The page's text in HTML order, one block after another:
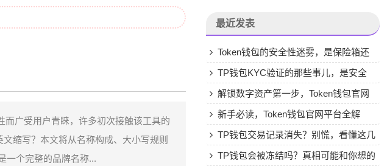
而广受用户青睐，许多初次接触该工具的
缩写？本文将从名称构成、大小写规则
一个完整的品牌名称...
最近发表
Token钱包的安全性迷雾，是保险箱还
是玻璃罐？我们必须正视的资产自护课题
TP钱包KYC验证的那些事儿，是安全
锁，还是拦路虎？
解锁数字资产第一步，Token钱包官网
下载入口全指南
新手必读，Token钱包官网平台全解
析，别让山寨站偷走你的资产
TP钱包交易记录消失？别慌，看懂这几
点让你放心止损
TP钱包会被冻结吗？真相可能和你想的